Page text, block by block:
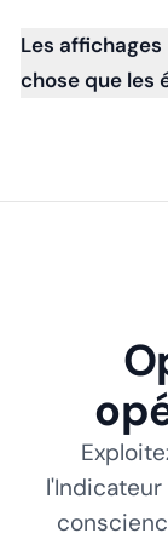
Les
chose que les